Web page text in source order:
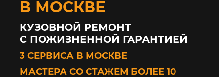
В МОСКВЕ
КУЗОВНОЙ РЕМОНТ
С ПОЖИЗНЕННОЙ ГАРАНТИЕЙ
3 СЕРВИСА В МОСКВЕ
МАСТЕРА СО СТАЖЕМ БОЛЕЕ 10